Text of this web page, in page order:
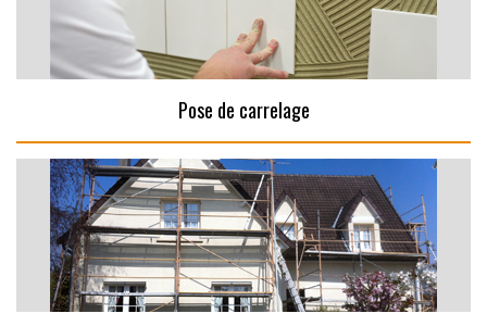
Pose de carrelage